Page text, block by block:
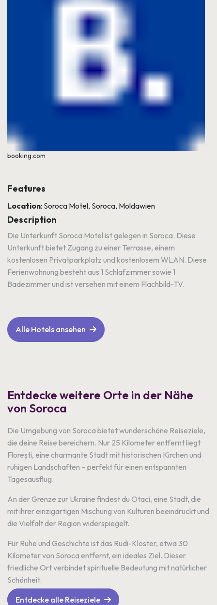
booking.com
Features
Location: Soroca Motel, Soroca, Moldawien
Description
Die Unterkunft Soroca Motel ist gelegen in Soroca. Diese
Unterkunft bietet Zugang zu einer Terrasse, einem
kostenlosen Privatparkplatz und kostenlosem WLAN. Diese
Ferienwohnung besteht aus 1 Schlafzimmer sowie 1
Badezimmer und ist versehen mit einem Flachbild-TV.
Alle Hotels ansehen
Entdecke weitere Orte in der Nähe
von Soroca
Die Umgebung von Soroca bietet wunderschöne Reiseziele,
die deine Reise bereichern. Nur 25 Kilometer entfernt liegt
Florești, eine charmante Stadt mit historischen Kirchen und
ruhigen Landschaften – perfekt für einen entspannten
Tagesausflug.
An der Grenze zur Ukraine findest du Otaci, eine Stadt, die
mit ihrer einzigartigen Mischung von Kulturen beeindruckt und
die Vielfalt der Region widerspiegelt.
Für Ruhe und Geschichte ist das Rudi-Kloster, etwa 30
Kilometer von Soroca entfernt, ein ideales Ziel. Dieser
friedliche Ort verbindet spirituelle Bedeutung mit natürlicher
Schönheit.
Entdecke alle Reiseziele